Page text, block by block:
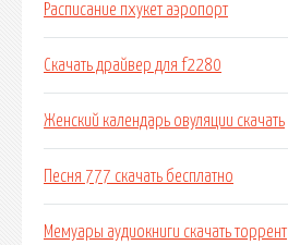
Расписание пхукет аэропорт
Скачать драйвер для f2280
Женский календарь овуляции скачать
Песня 777 скачать бесплатно
Мемуары аудиокниги скачать торрент